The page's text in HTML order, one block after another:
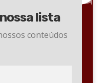
lista
conteúdos